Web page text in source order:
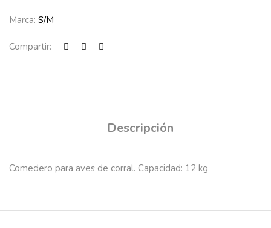
Marca: S/M
Compartir:
Descripción
Comedero para aves de corral. Capacidad: 12 kg